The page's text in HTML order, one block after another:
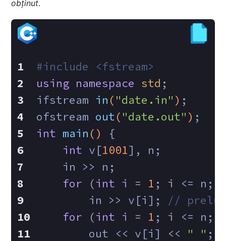
obținut.
#include
<fstream>
using namespace std ;
ifstream in ( "date.in" ) ;
ofstream out( "date.out" ) ;
int main ()
{
int v[1001], n;
    in >> n;
for (int i = 1 ; i <= n;
        in >> v[i];
//
for (int i = 1 ; i <= n;
        out << v[i] <<
" " ;